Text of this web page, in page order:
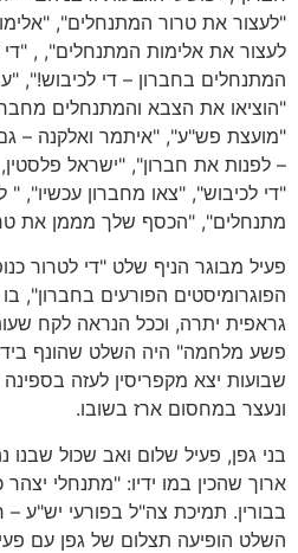
"לעצור את טרור המתנחלים",
לעצור את אלימות המתנחלים", , "די
המתנחלים בחברון – די לכיבוש!",
"הוציאו את הצבא והמתנחלים
"מועצת פש"ע", "איתמר ואלקנה –
– לפנות את חברון", "ישראל
"די לכיבוש", "צאו מחברון עכשיו", "
מתנחלים", "הכסף שלך מממן את
פעיל מבוגר הניף שלט "די לטרור
הפוגרומיסטים הפורעים בחברון",
גראפית יתרה, וככל הנראה לקח
פשע מלחמה" היה השלט שהונף
שבועות יצא מקפריסין לעזה
ונעצר במחסום ארז בשובו.
בני גפן, פעיל שלום ואב שכול שבנו
בבורין. תמיכת צה"ל בפורעי יש"ע
השלט הופיעה תצלום של גפן עם